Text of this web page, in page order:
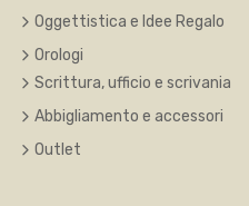
Oggettistica e Idee Regalo
Orologi
Scrittura, ufficio e scrivania
Abbigliamento e accessori
Outlet